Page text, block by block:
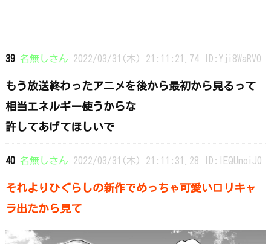
39 名無しさん 2022/03/31(木) 21:11:21.74 ID:Yji8WaRV0
もう放送終わったアニメを後から最初から見るって
相当エネルギー使うからな
許してあげてほしいで
40 名無しさん 2022/03/31(木) 21:11:31.28 ID:IEQUnoiJ0
それよりひぐらしの新作でめっちゃ可愛いロリキャ
ラ出たから見て